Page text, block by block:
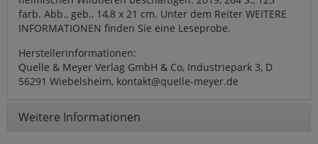
farb. Abb., geb., 14,8 x 21 cm. Unter dem Reiter WEITERE
INFORMATIONEN finden Sie eine Leseprobe.
Herstellerinformationen:
Quelle & Meyer Verlag GmbH & Co, Industriepark 3, D
56291 Wiebelsheim, kontakt@quelle-meyer.de
Weitere Informationen